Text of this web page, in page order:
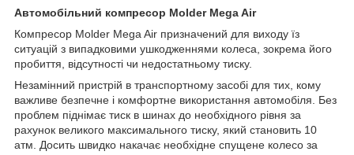
Автомобільний компресор Molder Mega Air
Компресор Molder Mega Air призначений для виходу їз
ситуацій з випадковими ушкодженнями колеса, зокрема його
пробиття, відсутності чи недостатньому тиску.
Незамінний пристрій в транспортному засобі для тих, кому
важливе безпечне і комфортне використання автомобіля. Без
проблем піднімає тиск в шинах до необхідного рівня за
рахунок великого максимального тиску, який становить 10
атм. Досить швидко накачає необхідне спущене колесо за